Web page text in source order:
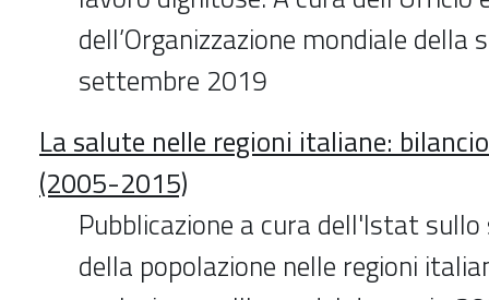
dell’Organizzazione mondiale della
settembre 2019
La salute nelle regioni italiane:
(2005-2015)
Pubblicazione a cura dell'Istat
della popolazione nelle regioni